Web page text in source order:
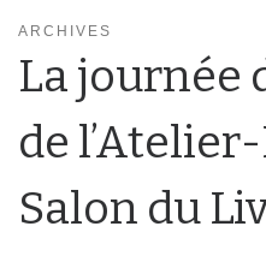
ARCHIVES
La journée
de
Salon du